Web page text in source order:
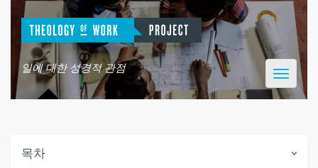
일에 대한 성경적 관점
Toggle
목차